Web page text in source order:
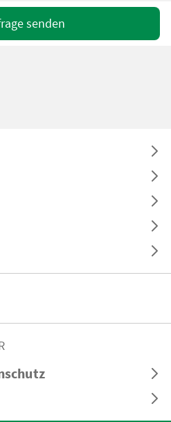
senden